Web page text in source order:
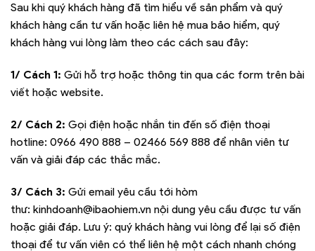
Sau khi quý khách hàng đã tìm hiểu về sản phẩm và quý
khách hàng cần tư vấn hoặc liên hệ mua bảo hiểm, quý
khách hàng vui lòng làm theo các cách sau đây:
1/ Cách 1: Gửi hỗ trợ hoặc thông tin qua các form trên bài
viết hoặc website.
2/ Cách 2: Gọi điện hoặc nhắn tin đến số điện thoại
hotline: 0966 490 888 – 02466 569 888 để nhân viên tư
vấn và giải đáp các thắc mắc.
3/ Cách 3: Gửi email yêu cầu tới hòm
thư: kinhdoanh@ibaohiem.vn nội dung yêu cầu được tư vấn
hoặc giải đáp. Lưu ý: quý khách hàng vui lòng để lại số điện
thoại để tư vấn viên có thể liên hệ một cách nhanh chóng